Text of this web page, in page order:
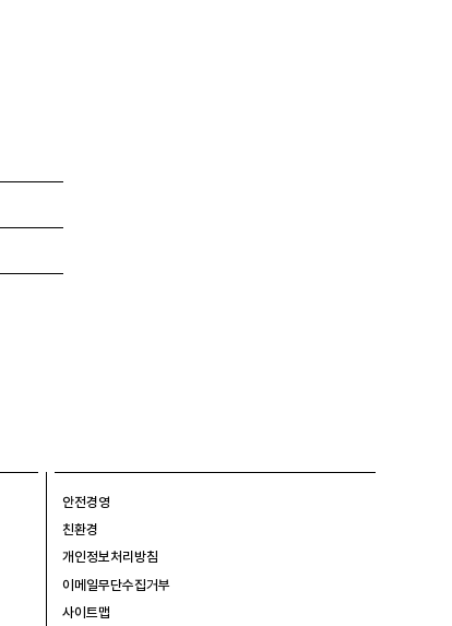
안전경영
친환경
개인정보처리방침
이메일무단수집거부
사이트맵